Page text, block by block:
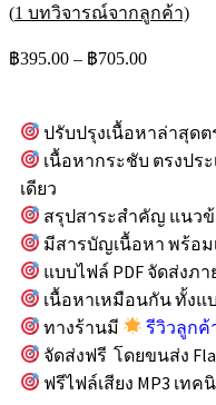
(1 บทวิจารณ์จากลูกค้า)
฿395.00 – ฿705.00
ปรับปรุงเนื้อหาล่าสุด
เนื้อหากระชับ ตรงปร
เดียว
สรุปสาระสำคัญ แนว
มีสารบัญเนื้อหา พร้อ
แบบไฟล์ PDF จัดส่งภ
เนื้อหาเหมือนกัน ทั้งแ
ทางร้านมี
รีวิวลูก
จัดส่งฟรี โดยขนส่ง
ฟรีไฟล์เสียง MP3 เ